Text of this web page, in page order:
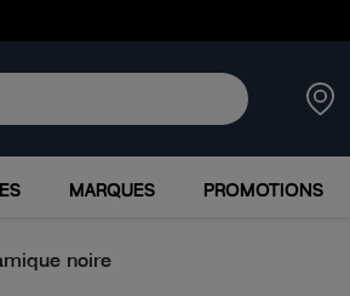
MARQUES PROMOTIONS
noire